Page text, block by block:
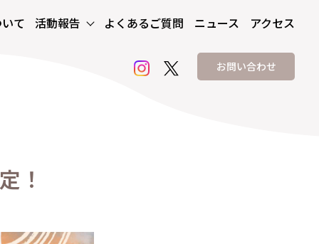
て 活動報告 よくあるご質問 ニュース アクセス
お問い合わせ
よくある
！